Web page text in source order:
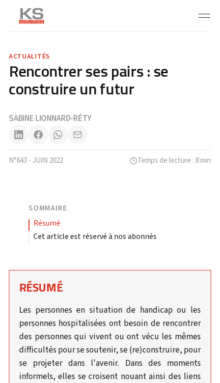
ACTUALITÉS
Rencontrer ses pairs : se
construire un futur
SABINE LIONNARD-RÉTY
N°643 - JUIN 2022 Temps de lecture : 8 min
SOMMAIRE
résumé
Cet article est réservé à nos abonnés
RÉSUMÉ
Les personnes en situation de handicap ou les
personnes hospitalisées ont besoin de rencontrer
des personnes qui vivent ou ont vécu les mêmes
difficultés pour se soutenir, se (re)construire, pour
se projeter dans l'avenir. Dans des moments
informels, elles se croisent nouant ainsi des liens